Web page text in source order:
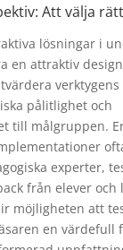
Att välja
lösningar i
en attraktiv
verktygens
pålitlighet och
till målgruppen.
experter,
från elever och
möjligheten att
en värdefull